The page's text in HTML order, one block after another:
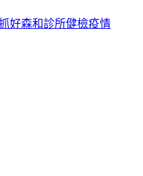
好森和診所健檢疫情